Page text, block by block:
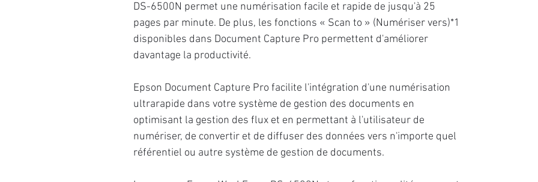
DS-6500N permet une numérisation facile et rapide de jusqu'à 25
pages par minute. De plus, les fonctions « Scan to » (Numériser vers)*1
disponibles dans Document Capture Pro permettent d'améliorer
davantage la productivité.
Epson Document Capture Pro facilite l'intégration d'une numérisation
ultrarapide dans votre système de gestion des documents en
optimisant la gestion des flux et en permettant à l'utilisateur de
numériser, de convertir et de diffuser des données vers n'importe quel
référentiel ou autre système de gestion de documents.